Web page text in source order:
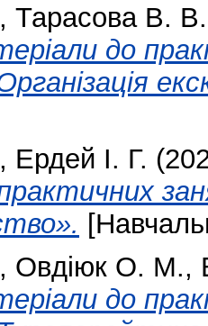
, Тарасова В. В.
до
, Ердей І. Г.
, Овдіюк О. М.,
до